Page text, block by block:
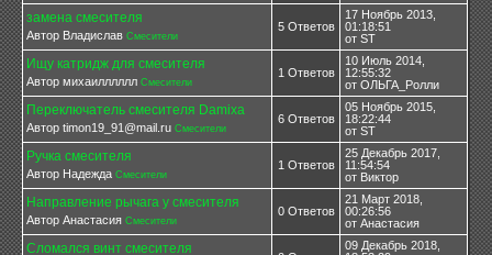
замена смесителя
Автор Владислав Смесители
5 Ответов
17 Ноябрь 2013,
01:18:51
от ST
Ищу катридж для смесителя
Автор михаилллллл Смесители
1 Ответов
10 Июль 2014,
12:55:32
от ОЛЬГА_Ролли
Переключатель смесителя Damixa
Автор timon19_91@mail.ru Смесители
6 Ответов
05 Ноябрь 2015,
18:22:44
от ST
Ручка смесителя
Автор Надежда Смесители
1 Ответов
25 Декабрь 2017,
11:54:54
от Виктор
Направление рычага у смесителя
Автор Анастасия Смесители
0 Ответов
21 Март 2018,
00:26:56
от Анастасия
Сломался винт смесителя
09 Декабрь 2018,